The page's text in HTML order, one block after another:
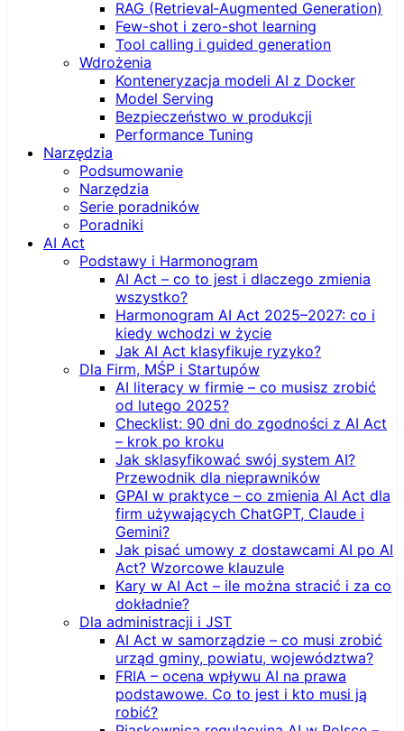
RAG (Retrieval‑Augmented Generation)
Few-shot i zero-shot learning
Tool calling i guided generation
Wdrożenia
Konteneryzacja modeli AI z Docker
Model Serving
Bezpieczeństwo w produkcji
Performance Tuning
Narzędzia
Podsumowanie
Narzędzia
Serie poradników
Poradniki
AI Act
Podstawy i Harmonogram
AI Act – co to jest i dlaczego zmienia
wszystko?
Harmonogram AI Act 2025–2027: co i
kiedy wchodzi w życie
Jak AI Act klasyfikuje ryzyko?
Dla Firm, MŚP i Startupów
AI literacy w firmie – co musisz zrobić
od lutego 2025?
Checklist: 90 dni do zgodności z AI Act
– krok po kroku
Jak sklasyfikować swój system AI?
Przewodnik dla nieprawników
GPAI w praktyce – co zmienia AI Act dla
firm używających ChatGPT, Claude i
Gemini?
Jak pisać umowy z dostawcami AI po AI
Act? Wzorcowe klauzule
Kary w AI Act – ile można stracić i za co
dokładnie?
Dla administracji i JST
AI Act w samorządzie – co musi zrobić
urząd gminy, powiatu, województwa?
FRIA – ocena wpływu AI na prawa
podstawowe. Co to jest i kto musi ją
robić?